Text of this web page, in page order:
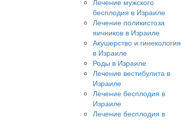
Лечение мужского
бесплодия в Израиле
Лечение поликистоза
яичников в Израиле
Акушерство и гинекология
в Израиле
Роды в Израиле
Лечение вестибулита в
Израиле
Лечение бесплодия в
Израиле
Лечение бесплодия в